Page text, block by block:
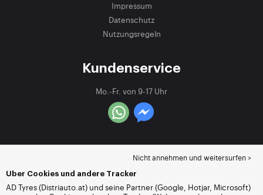
Impressum
Datenschutz
Nutzungsregeln
Kundenservice
Mo.-Fr. von 9-17 Uhr
Nicht annehmen und weitersurfen >
Über Cookies und andere Tracker
AD Tyres (Distriauto.at) und seine Partner (Google, Hotjar, Microsoft)